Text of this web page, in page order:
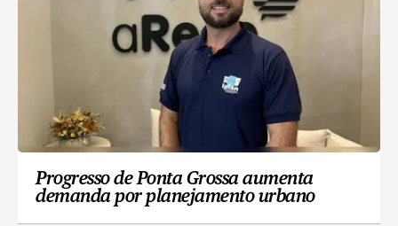
Progresso de Ponta Grossa aumenta
demanda por planejamento urbano